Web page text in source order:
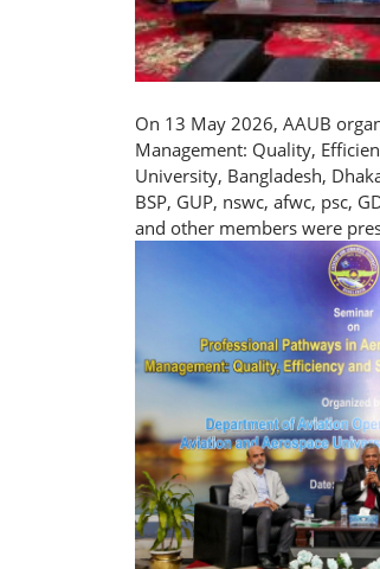
On 13 May 2026, AAUB
Management: Quality,
University, Bangladesh,
BSP, GUP, nswc, afwc, psc,
and other members were